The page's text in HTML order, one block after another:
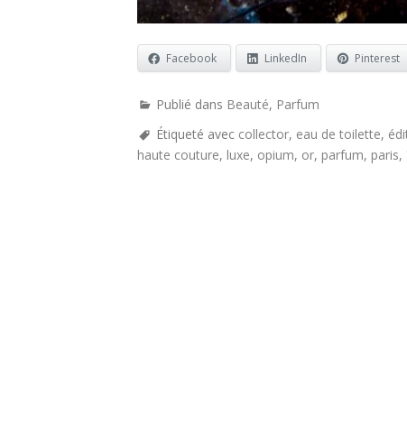
Facebook LinkedIn Pinterest
Publié dans Beauté, Parfum
Étiqueté avec collector, eau de toilette,
haute couture, luxe, opium, or, parfum, paris,